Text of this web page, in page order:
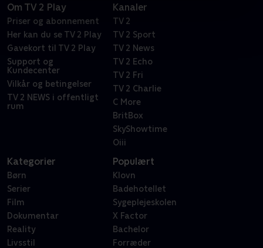
Om TV 2 Play
Priser og abonnement
Her kan du se TV 2 Play
Gavekort til TV 2 Play
Support og
Kundecenter
Vilkår og betingelser
TV 2 NEWS i offentligt
rum
Kanaler
TV 2
TV 2 Sport
TV 2 News
TV 2 Echo
TV 2 Fri
TV 2 Charlie
C More
BritBox
SkyShowtime
Oiii
Kategorier
Børn
Serier
Film
Dokumentar
Reality
Livsstil
Populært
Klovn
Badehotellet
Sygeplejeskolen
X Factor
Bachelor
Forræder